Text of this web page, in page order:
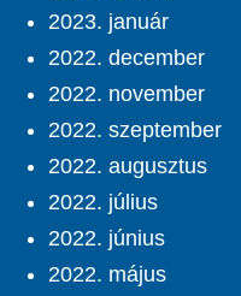
2023. január
2022. december
2022. november
2022. szeptember
2022. augusztus
2022. július
2022. június
2022. május